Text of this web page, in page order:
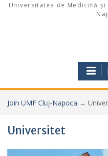
Universitatea de Medicină
Join UMF Cluj-Napoca →
Universitet